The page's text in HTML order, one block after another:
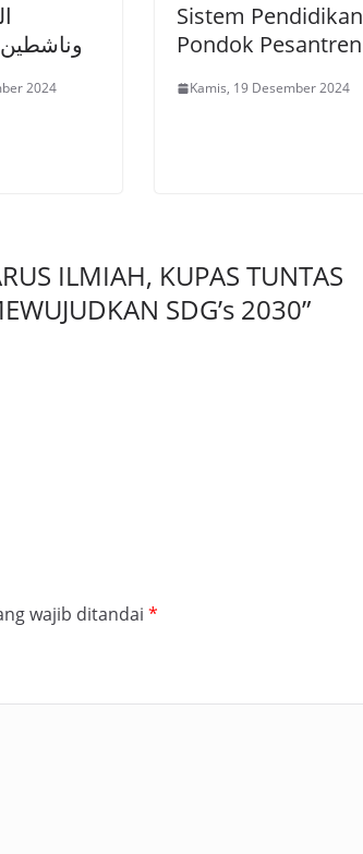
وناشطين:
2024
Sistem Pendidikan
Pondok Pesantren
Kamis, 19 Desember 2024
ILMIAH, KUPAS TUNTAS
SDG’s 2030”
wajib ditandai *